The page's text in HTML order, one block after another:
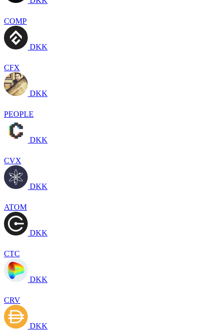
COMP
DKK
CFX
DKK
PEOPLE
DKK
CVX
DKK
ATOM
DKK
CTC
DKK
CRV
DKK